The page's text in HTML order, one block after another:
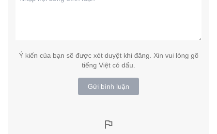
Ý kiến của bạn sẽ được xét duyệt khi đăng. Xin vui lòng gõ
tiếng Việt có dấu.
Gửi bình luận